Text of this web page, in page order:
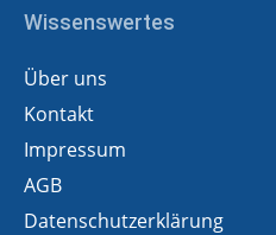
Wissenswertes
Über uns
Kontakt
Impressum
AGB
Datenschutzerklärung